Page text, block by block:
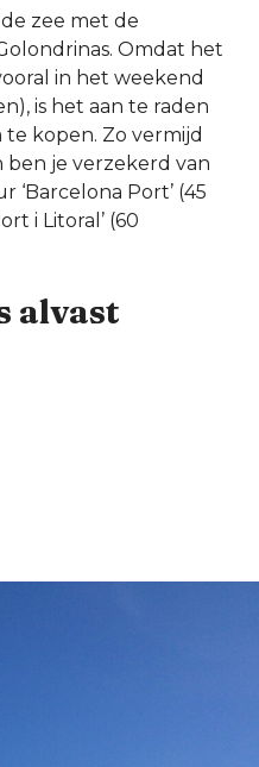
zee met de
Omdat het
in het weekend
is het aan te raden
kopen. Zo vermijd
ben je verzekerd van
‘Barcelona Port’ (45
i Litoral’ (60
alvast